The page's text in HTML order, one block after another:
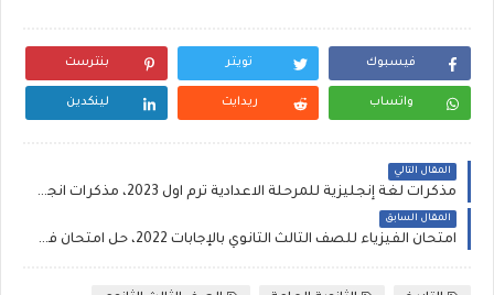
فيسبوك تويتر بنترست
واتساب ريدايت لينكدين
المقال التالي
مذكرات لغة إنجليزية للمرحلة الاعدادية ترم اول 2023، مذكرات انجليزى اعدادى ترم اول
المقال السابق
امتحان الفيزياء للصف الثالث الثانوي بالإجابات 2022، حل امتحان فيزياء ثانوية عامة